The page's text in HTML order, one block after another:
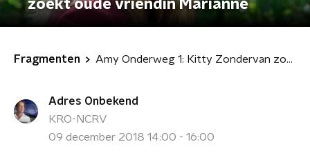
zoekt oude vriendin Marianne
Fragmenten Amy Onderweg 1: Kitty Zondervan zoekt oude vriendin Marianne
Adres Onbekend
KRO-NCRV
09 december 2018 14:00 - 16:00